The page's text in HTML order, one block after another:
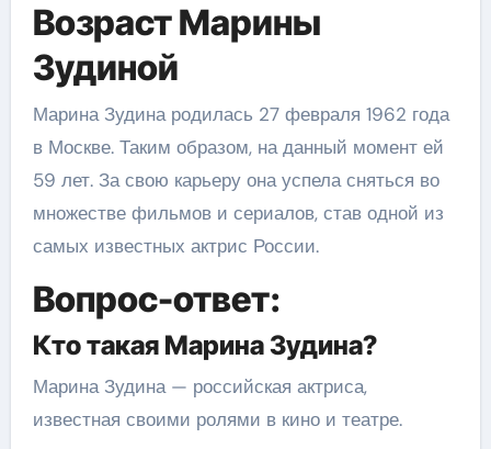
Возраст Марины
Зудиной
Марина Зудина родилась 27 февраля 1962 года
в Москве. Таким образом, на данный момент ей
59 лет. За свою карьеру она успела сняться во
множестве фильмов и сериалов, став одной из
самых известных актрис России.
Вопрос-ответ:
Кто такая Марина Зудина?
Марина Зудина — российская актриса,
известная своими ролями в кино и театре.